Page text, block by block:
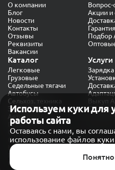
Используем куки для
работы сайта
Оставаясь с нами, вы
использование файлов куки
Понятно
О компании
Блог
Новости
Контакты
Отзывы
Реквизиты
Вакансии
Вопрос-
Акции и
Гарантия
Подбор
Каталог
Легковые
Грузовые
Седельные тягачи
Автобусы
Сельхоз. техника
Экскаваторы
Автокраны
Услуги
Выкуп
Политика конфиденциальности
Обработка персональных данных
Согласие на обработку в
Карта сайта
© CARAKB 2026. Все права